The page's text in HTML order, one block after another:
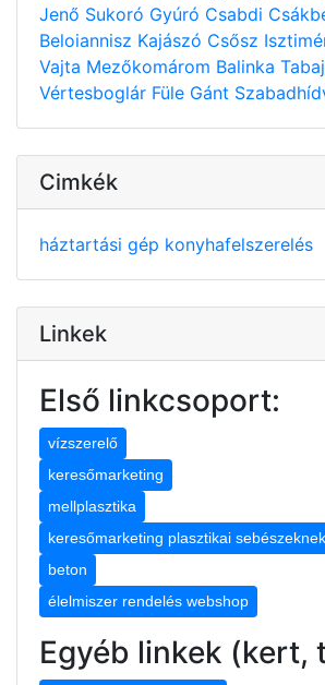
Jenő Sukoró Gyúró Csabdi
Beloiannisz Kajászó Csősz
Vajta Mezőkomárom Balinka
Vértesboglár Füle Gánt
Cimkék
háztartási gép konyhafelszerelés
Linkek
Első linkcsoport:
vízszerelő
keresőmarketing
mellplasztika
keresőmarketing plasztikai sebészeknek
beton
élelmiszer rendelés webshop
Egyéb linkek (kert,